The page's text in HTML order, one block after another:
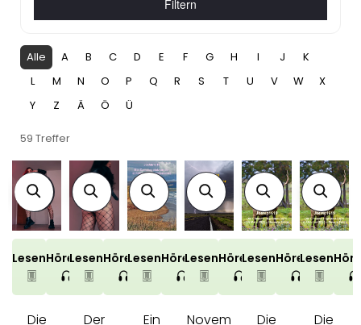
Filtern
Alle A B C D E F G H I J
K
L
M N O P Q R S T U V W
X
Y
Z Ä Ö Ü
59 Treffer
LesenHören
Die
LesenHören
Der
LesenHören
Ein
LesenHören
Novem
LesenHören
Die
Lesen
Die